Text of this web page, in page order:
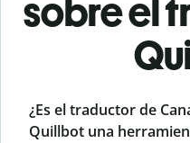
sobre el
¿Es el traductor de
Quillbot una